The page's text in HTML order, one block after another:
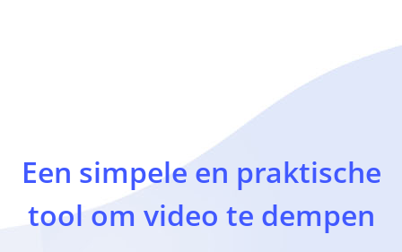
Een simpele en praktische
tool om video te dempen